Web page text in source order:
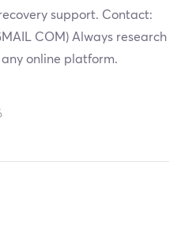
support. Contact:
COM) Always research
online platform.